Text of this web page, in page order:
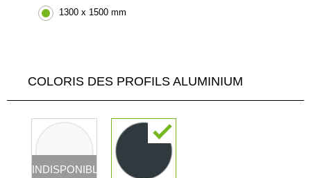
1300 x 1500 mm
COLORIS DES PROFILS ALUMINIUM
INDISPONIBLE